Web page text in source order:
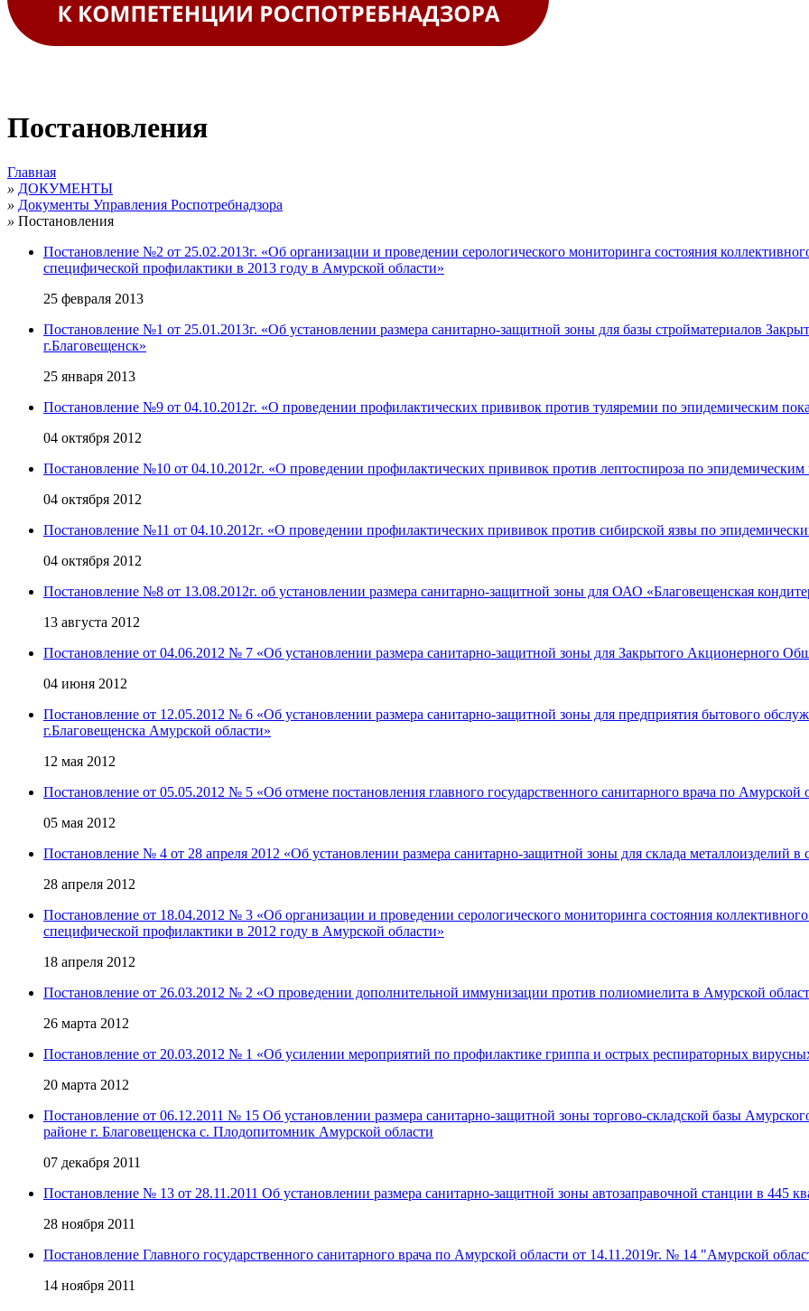
Постановления
Главная
» ДОКУМЕНТЫ
» Документы Управления Роспотребнадзора
» Постановления
Постановление №2 от 25.02.2013г. «Об организации и проведении серологического мониторинга состояния
специфической профилактики в 2013 году в Амурской области»
25 февраля 2013
Постановление №1 от 25.01.2013г. «Об установлении размера санитарно-защитной зоны для базы стройматериалов
г.Благовещенск»
25 января 2013
Постановление №9 от 04.10.2012г. «О проведении профилактических прививок против туляремии по эпидемическим
04 октября 2012
Постановление №10 от 04.10.2012г. «О проведении профилактических прививок против лептоспироза по эпидемическим
04 октября 2012
Постановление №11 от 04.10.2012г. «О проведении профилактических прививок против сибирской язвы по
04 октября 2012
Постановление №8 от 13.08.2012г. об установлении размера санитарно-защитной зоны для ОАО «Благовещенская
13 августа 2012
Постановление от 04.06.2012 № 7 «Об установлении размера санитарно-защитной зоны для Закрытого Акционерного
04 июня 2012
Постановление от 12.05.2012 № 6 «Об установлении размера санитарно-защитной зоны для предприятия бытового
г.Благовещенска Амурской области»
12 мая 2012
Постановление от 05.05.2012 № 5 «Об отмене постановления главного государственного санитарного врача по Амурской
05 мая 2012
Постановление № 4 от 28 апреля 2012 «Об установлении размера санитарно-защитной зоны для склада металлоизделий в
28 апреля 2012
Постановление от 18.04.2012 № 3 «Об организации и проведении серологического мониторинга состояния
специфической профилактики в 2012 году в Амурской области»
18 апреля 2012
Постановление от 26.03.2012 № 2 «О проведении дополнительной иммунизации против полиомиелита в Амурской
26 марта 2012
Постановление от 20.03.2012 № 1 «Об усилении мероприятий по профилактике гриппа и острых респираторных
20 марта 2012
Постановление от 06.12.2011 № 15 Об установлении размера санитарно-защитной зоны торгово-складской базы
районе г. Благовещенска с. Плодопитомник Амурской области
07 декабря 2011
Постановление № 13 от 28.11.2011 Об установлении размера санитарно-защитной зоны автозаправочной станции в 445
28 ноября 2011
Постановление Главного государственного санитарного врача по Амурской области от 14.11.2019г. № 14 "Амурской
14 ноября 2011